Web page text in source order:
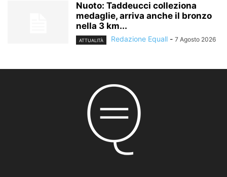
Nuoto: Taddeucci colleziona
medaglie, arriva anche il bronzo
nella 3 km...
ATTUALITÀ Redazione Equall - 7 Agosto 2026